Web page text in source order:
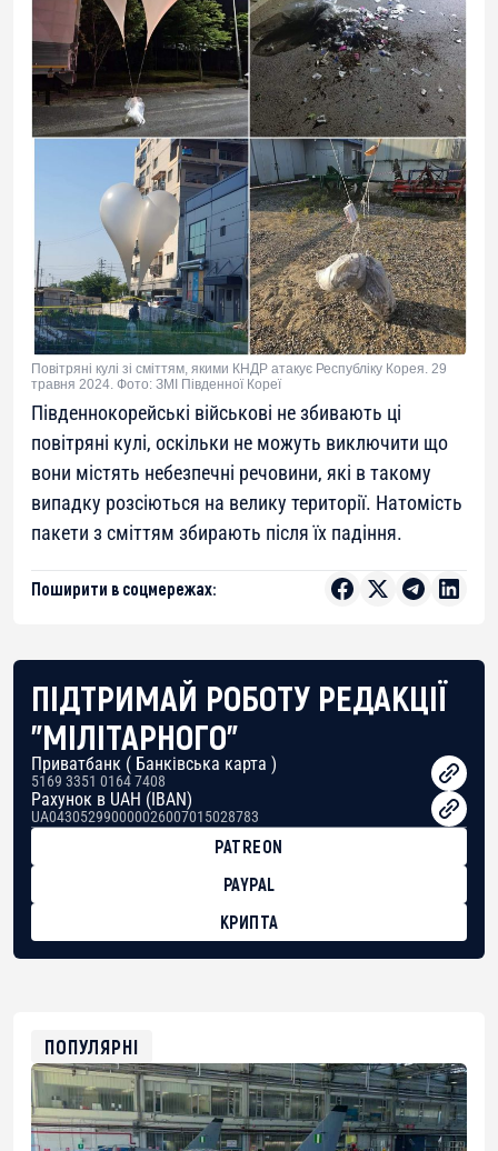
Повітряні кулі зі сміттям, якими КНДР атакує Республіку Корея. 29
травня 2024. Фото: ЗМІ Південної Кореї
Південнокорейські військові не збивають ці
повітряні кулі, оскільки не можуть виключити що
вони містять небезпечні речовини, які в такому
випадку розсіються на велику території. Натомість
пакети з сміттям збирають після їх падіння.
Поширити в соцмережах:
ПІДТРИМАЙ РОБОТУ РЕДАКЦІЇ
"МІЛІТАРНОГО"
Приватбанк ( Банківська карта )
5169 3351 0164 7408
Рахунок в UAH (IBAN)
UA043052990000026007015028783
PATREON
PAYPAL
КРИПТА
0xfD02863D3289416fcF50975c9DFda13623f97758
ПОПУЛЯРНІ